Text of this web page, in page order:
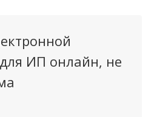
ИП онлайн, не